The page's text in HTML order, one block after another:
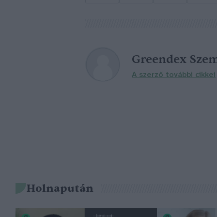
Greendex
A szerző további cikkei
Holnapután